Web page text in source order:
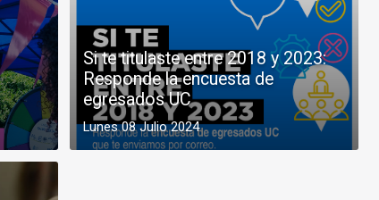
Si te titulaste entre 2018 y 2023:
Responde la encuesta de
egresados UC
Lunes 08 Julio 2024